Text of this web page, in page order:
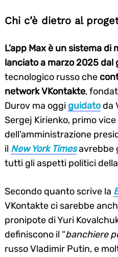
Chi c’è dietro al
L’app Max è un sistema
lanciato a marzo 2025 dal
tecnologico russo che
network VKontakte,
Durov ma oggi guidatoda
Sergej Kirienko, primo
dell’amministrazione
il New York Timesavrebbe
tutti gli aspetti politici
Secondo quanto scrive la
VKontakte ci sarebbe
pronipote di Yuri
definiscono il “banchiere
russo Vladimir Putin, e